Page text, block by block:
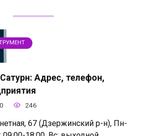
Адрес, телефон,
0 246
67 (Дзержинский р-н), Пн-